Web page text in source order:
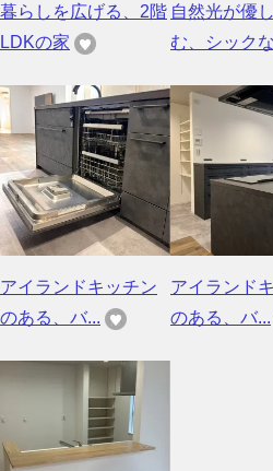
暮らしを広げる、2階
LDKの家
自然光が優
む、シック
アイランドキッチン
のある、バ...
アイランド
のある、バ...